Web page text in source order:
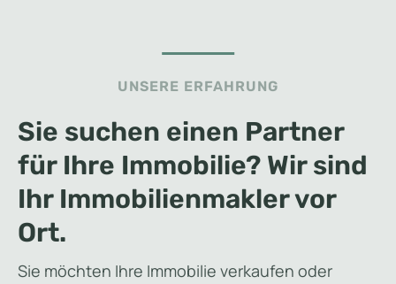
UNSERE ERFAHRUNG
Sie suchen einen Partner
für Ihre Immobilie? Wir sind
Ihr Immobilienmakler vor
Ort.
Sie möchten Ihre Immobilie verkaufen oder